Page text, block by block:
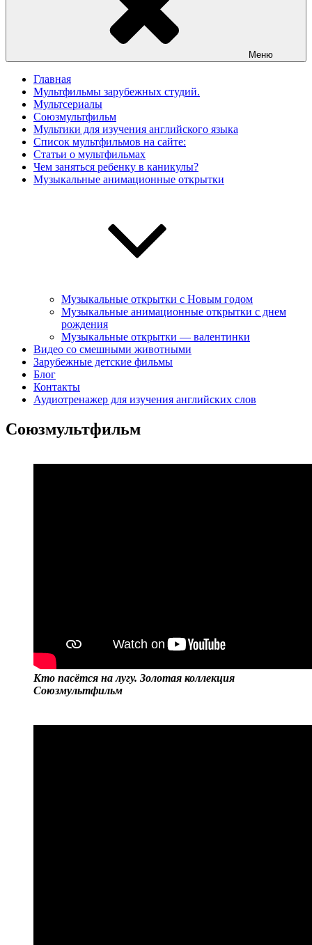
Меню
Главная
Мультфильмы зарубежных студий.
Мультсериалы
Союзмультфильм
Мультики для изучения английского языка
Список мультфильмов на сайте:
Статьи о мультфильмах
Чем заняться ребенку в каникулы?
Музыкальные анимационные открытки
Музыкальные открытки с Новым годом
Музыкальные анимационные открытки с днем
рождения
Музыкальные открытки — валентинки
Видео со смешными животными
Зарубежные детские фильмы
Блог
Контакты
Аудиотренажер для изучения английских слов
Союзмультфильм
Кто пасётся на лугу. Золотая коллекция
Союзмультфильм